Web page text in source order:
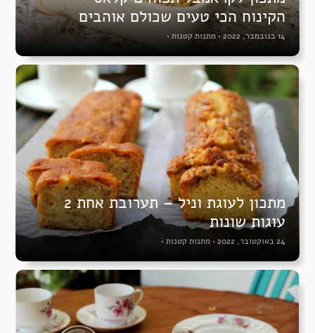
הקינוח הכי טעים שכולם אוהבים
14 בנובמבר, 2022 • מתנות קטנות •
מתכון לעוגת וניל – תערובת אחת 2
עוגות שונות
24 באוקטובר, 2022 • מתנות קטנות •